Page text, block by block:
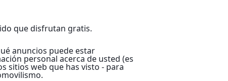
que disfrutan gratis.
anuncios puede estar
personal acerca de usted (es
sitios web que has visto - para